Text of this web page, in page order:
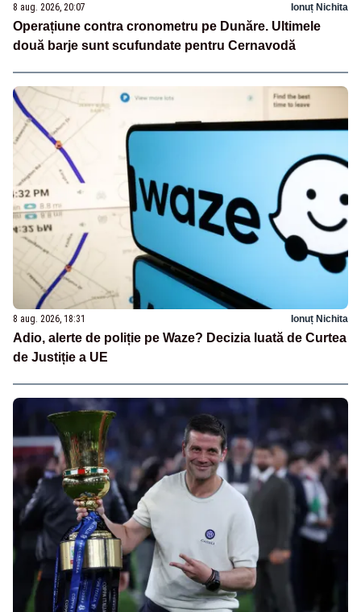
8 aug. 2026, 20:07 Ionuț Nichita
Operațiune contra cronometru pe Dunăre. Ultimele
două barje sunt scufundate pentru Cernavodă
8 aug. 2026, 18:31 Ionuț Nichita
Adio, alerte de poliție pe Waze? Decizia luată de Curtea
de Justiție a UE